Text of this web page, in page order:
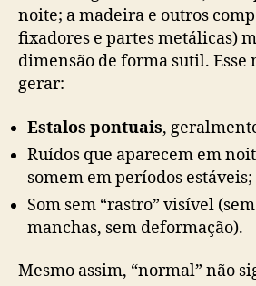
noite; a madeira e outros
fixadores e partes metálicas)
dimensão de forma sutil. Esse
gerar:
Estalos pontuais,
Ruídos que aparecem em
somem em períodos estáveis;
Som sem “rastro” visível
manchas, sem deformação).
Mesmo assim, “normal” não